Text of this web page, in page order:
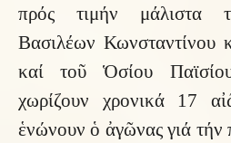
πρός τιμήν μάλιστα
Βασιλέων Κωνσταντίνου
καί τοῦ Ὁσίου
χωρίζουν χρονικά 17
ἑνώνουν ὁ ἀγῶνας γιά τήν